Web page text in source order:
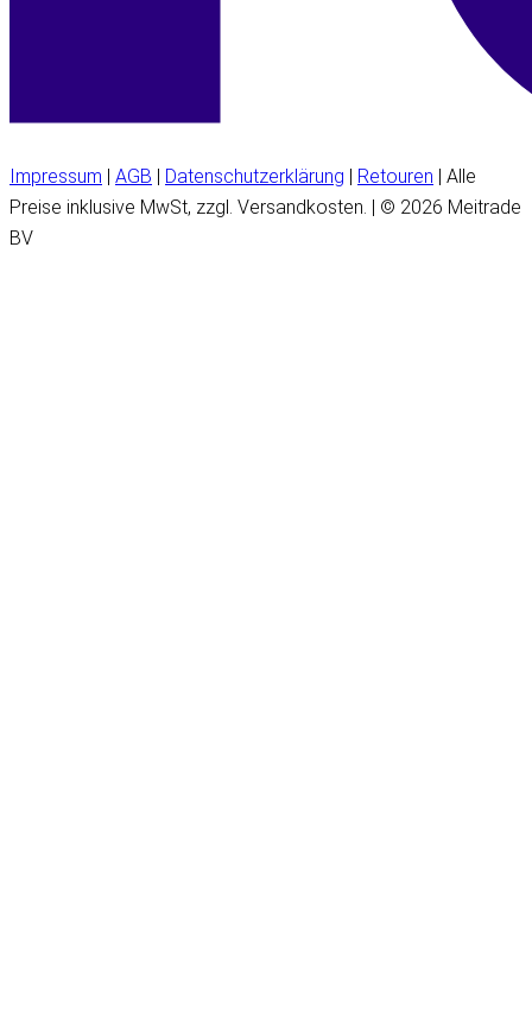
Impressum AGB Datenschutzerklärung Retouren | Alle
Preise inklusive MwSt, zzgl. Versandkosten. | © 2026 Meitrade
BV